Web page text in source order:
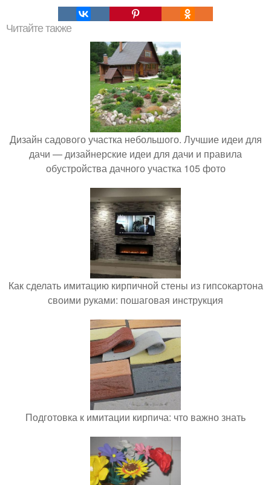
Читайте также
Дизайн садового участка небольшого. Лучшие идеи для
дачи — дизайнерские идеи для дачи и правила
обустройства дачного участка 105 фото
Как сделать имитацию кирпичной стены из гипсокартона
своими руками: пошаговая инструкция
Подготовка к имитации кирпича: что важно знать